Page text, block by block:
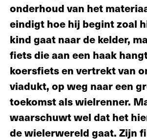
onderhoud van het
eindigt hoe hij begint zoal
kind gaat naar de kelder,
fiets die aan een haak
koersfiets en vertrekt van
viadukt, op weg naar een
toekomst als wielrenner.
waarschuwt wel dat het
de wielerwereld gaat. Zijn